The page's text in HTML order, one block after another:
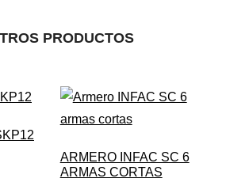
PRODUCTOS
ARMERO INFAC SC 6
ARMAS CORTAS